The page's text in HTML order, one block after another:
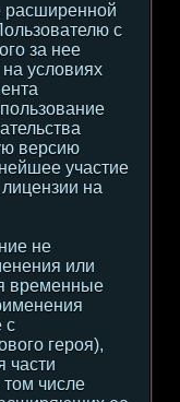
расширенной
с
за нее
условиях
версию
участие
на
не
или
временные
с
героя),
части
числе